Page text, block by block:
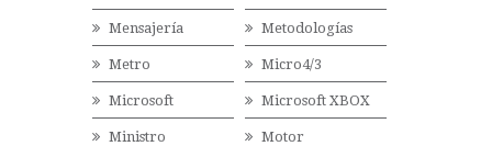
Mensajería Metodologías
Metro Micro4/3
Microsoft Microsoft XBOX
Ministro Motor